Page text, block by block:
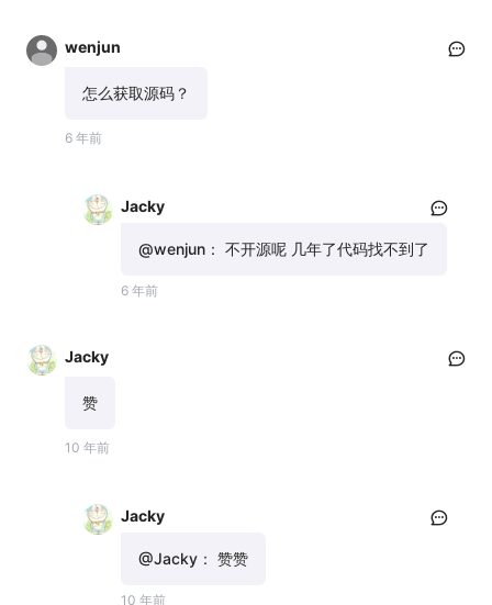
wenjun
怎么获取源码？
6 年前
Jacky
@wenjun： 不开源呢 几年了代码找不到了
6 年前
Jacky
赞
10 年前
Jacky
@Jacky： 赞赞
10 年前